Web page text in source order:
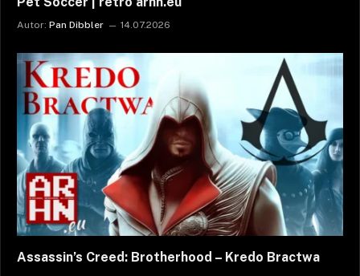
Autor: Pan Dibbler 14.07.2026
Assassin’s Creed: Brotherhood – Kredo Bractwa